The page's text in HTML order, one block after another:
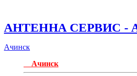
АНТЕННА СЕРВИС -
Ачинск
Ачинск